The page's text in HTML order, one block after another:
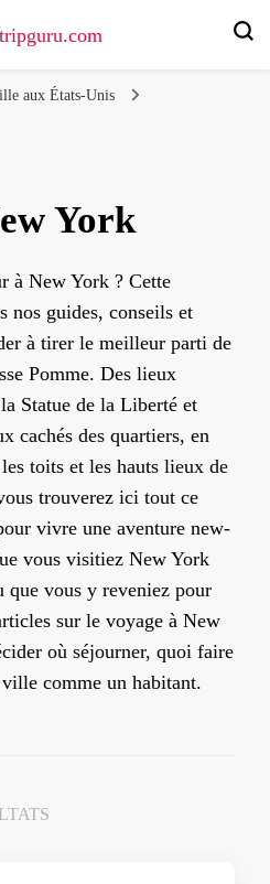
aux États-Unis
York
à New York ? Cette
nos guides, conseils et
à tirer le meilleur parti de
Pomme. Des lieux
Statue de la Liberté et
cachés des quartiers, en
toits et les hauts lieux de
trouverez ici tout ce
vivre une aventure new-
vous visitiez New York
vous y reveniez pour
sur le voyage à New
où séjourner, quoi faire
comme un habitant.